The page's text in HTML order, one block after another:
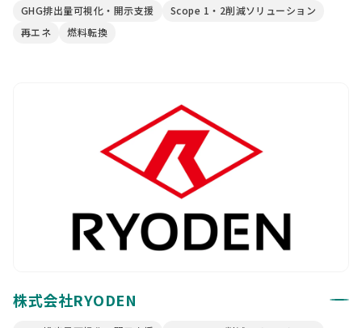
GHG排出量可視化・開示支援
Scope 1・2削減ソリューション
再エネ
燃料転換
株式会社RYODEN